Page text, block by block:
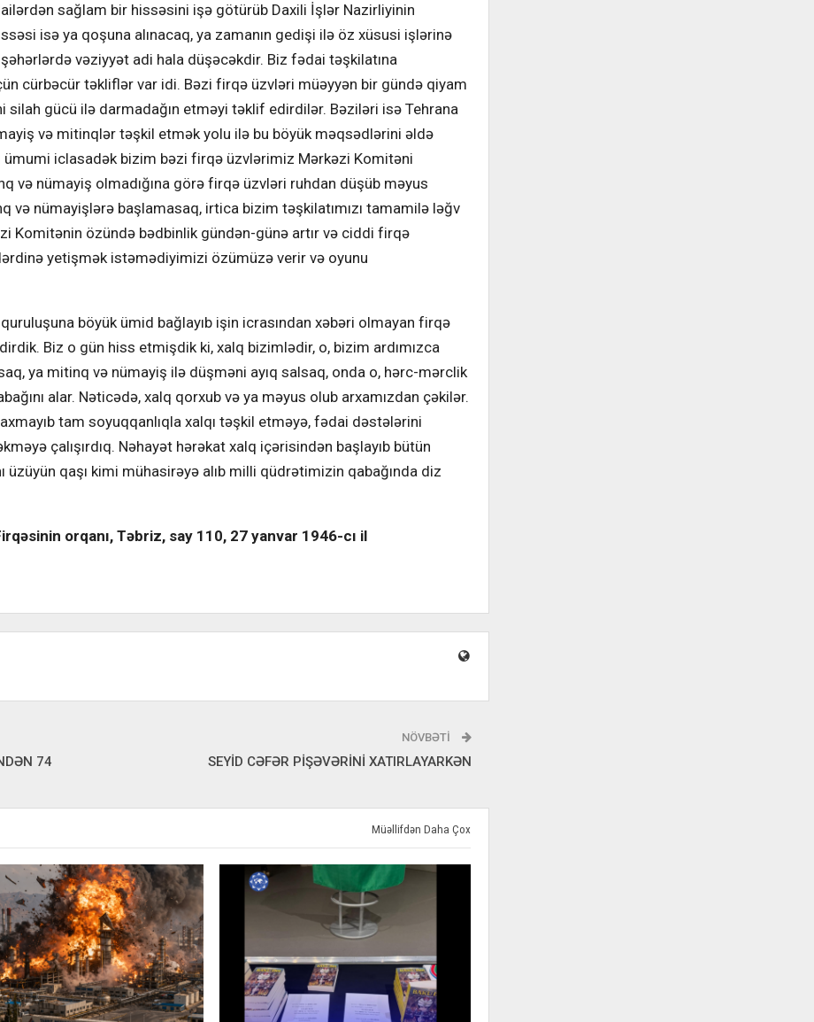
sağlam bir hissəsini işə götürüb Daxili İşlər Nazirliyinin
isə ya qoşuna alınacaq, ya zamanın gedişi ilə öz xüsusi işlərinə
vəziyyət adi hala düşəcəkdir. Biz fədai təşkilatına
cürbəcür təkliflər var idi. Bəzi firqə üzvləri müəyyən bir gündə qiyam
gücü ilə darmadağın etməyi təklif edirdilər. Bəziləri isə Tehrana
və mitinqlər təşkil etmək yolu ilə bu böyük məqsədlərini əldə
ümumi iclasadək bizim bəzi firqə üzvlərimiz Mərkəzi Komitəni
və nümayiş olmadığına görə firqə üzvləri ruhdan düşüb məyus
və nümayişlərə başlamasaq, irtica bizim təşkilatımızı tamamilə ləğv
Komitənin özündə bədbinlik gündən-günə artır və ciddi firqə
yetişmək istəmədiyimizi özümüzə verir və oyunu
böyük ümid bağlayıb işin icrasından xəbəri olmayan firqə
Biz o gün hiss etmişdik ki, xalq bizimlədir, o, bizim ardımızca
ya mitinq və nümayiş ilə düşməni ayıq salsaq, onda o, hərc-mərclik
alar. Nəticədə, xalq qorxub və ya məyus olub arxamızdan çəkilər.
tam soyuqqanlıqla xalqı təşkil etməyə, fədai dəstələrini
çalışırdıq. Nəhayət hərəkat xalq içərisindən başlayıb bütün
üzüyün qaşı kimi mühasirəyə alıb milli qüdrətimizin qabağında diz
orqanı, Təbriz, say 110, 27 yanvar 1946-cı il
74
NÖVBƏTI
SEYİD CƏFƏR PİŞƏVƏRİNİ XATIRLAYARKƏN
Müəllifdən Daha Çox